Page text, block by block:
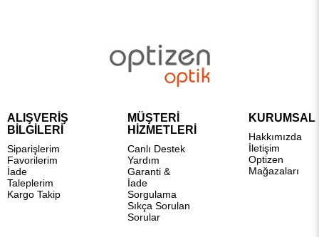
ALIŞVERİŞ
BİLGİLERİ
Siparişlerim
Favorilerim
İade
Taleplerim
Kargo Takip
MÜŞTERİ
HİZMETLERİ
Canlı Destek
Yardım
Garanti &
İade
Sorgulama
Sıkça Sorulan
Sorular
KURUMSAL
Hakkımızda
İletişim
Optizen
Mağazaları